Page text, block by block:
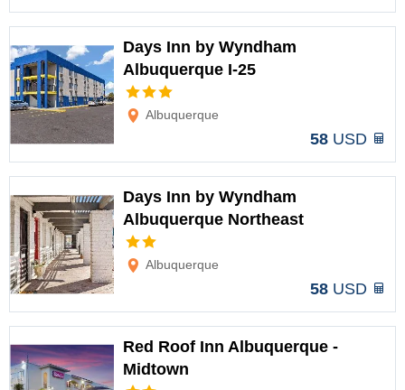
Days Inn by Wyndham
Albuquerque I-25
Albuquerque
58 USD
Days Inn by Wyndham
Albuquerque Northeast
Albuquerque
58 USD
Red Roof Inn Albuquerque -
Midtown